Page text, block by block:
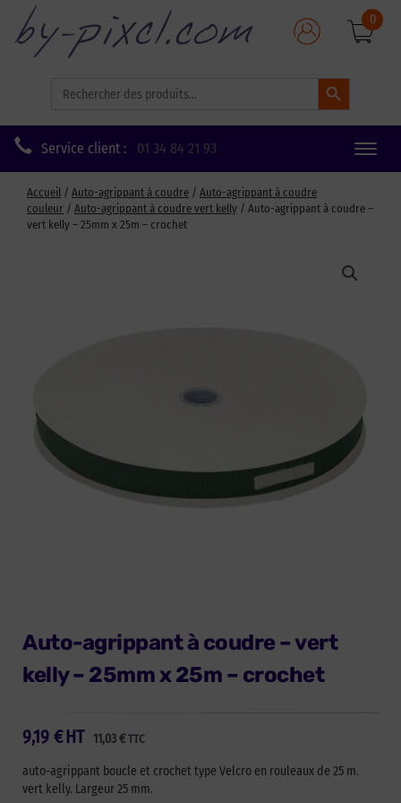
for:
Search Button
0
Service client : 01 34 84 21 93
Toggle
Accueil / Auto-agrippant à coudre / Auto-agrippant à coudre
couleur / Auto-agrippant à coudre vert kelly / Auto-agrippant à coudre –
vert kelly – 25mm x 25m – crochet
Auto-agrippant à coudre – vert
kelly – 25mm x 25m – crochet
9,19 € 11,03€ TTC
HT
auto-agrippant boucle et crochet type Velcro en rouleaux de 25 m.
vert kelly. Largeur 25 mm.